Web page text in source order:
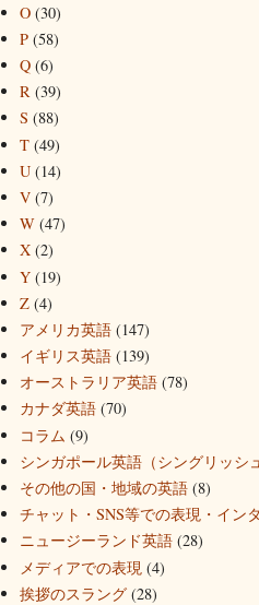
O (30)
P (58)
Q (6)
R (39)
S (88)
T (49)
U (14)
V (7)
W (47)
X (2)
Y (19)
Z (4)
アメリカ英語 (147)
イギリス英語 (139)
オーストラリア英語 (78)
カナダ英語 (70)
コラム (9)
シンガポール英語（シングリッシュ
その他の国・地域の英語 (8)
チャット・SNS等での表現・イン
ニュージーランド英語 (28)
メディアでの表現 (4)
挨拶のスラング (28)